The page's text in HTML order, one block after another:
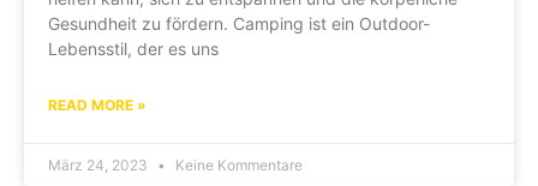
Gesundheit zu fördern. Camping ist ein Outdoor-
Lebensstil, der es uns
READ MORE »
März 24, 2023 Keine Kommentare